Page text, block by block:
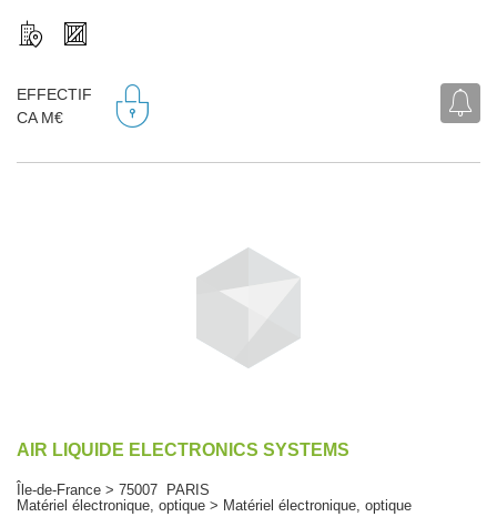
EFFECTIF
CA M€
AIR LIQUIDE ELECTRONICS SYSTEMS
Île-de-France > 75007 PARIS
Matériel électronique, optique > Matériel électronique, optique